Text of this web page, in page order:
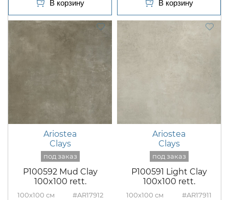
Ariostea
Clays
P100592 Mud Clay
100x100 rett.
100x100 #AR17912
Ariostea
Clays
P100591 Light Clay
100x100 rett.
100x100 #AR17911